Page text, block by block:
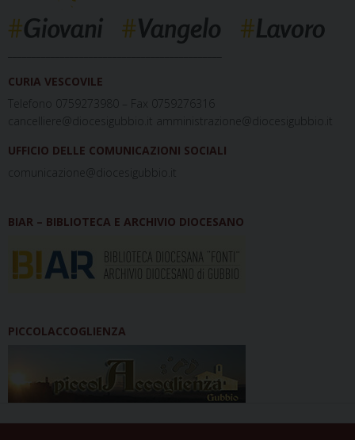
CURIA VESCOVILE
Telefono 0759273980 – Fax 0759276316
cancelliere@diocesigubbio.it amministrazione@diocesigubbio.it
UFFICIO DELLE COMUNICAZIONI SOCIALI
comunicazione@diocesigubbio.it
BIAR – BIBLIOTECA E ARCHIVIO DIOCESANO
PICCOLACCOGLIENZA